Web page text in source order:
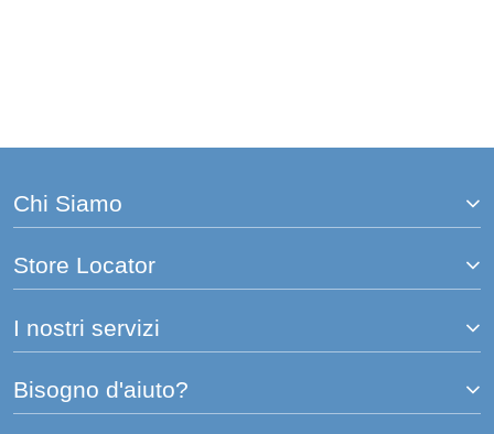
Chi Siamo
Store Locator
I nostri servizi
Bisogno d'aiuto?